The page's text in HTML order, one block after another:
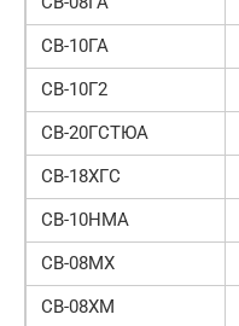
СВ-10ГА
СВ-10Г2
СВ-20ГСТЮА
СВ-18ХГС
СВ-10НМА
СВ-08МХ
СВ-08ХМ